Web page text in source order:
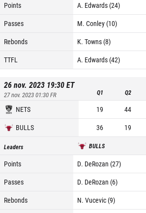
Points A. Edwards (24)
Passes
M. Conley (10)
Rebonds
K. Towns (8)
TTFL
A. Edwards (42)
26 nov. 2023 19:30ET
27 nov. 2023 01:30FR Q1 Q2
NETS 19 44
BULLS
36 19
Leaders BULLS
Points D. DeRozan (27)
Passes
D. DeRozan (6)
Rebonds
N. Vucevic (9)